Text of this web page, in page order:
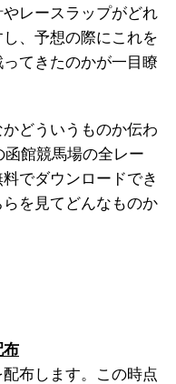
レースラップがどれ
、予想の際にこれを
てきたのかが一目瞭
どういうものか伝わ
函館競馬場の全レー
でダウンロードでき
を見てどんなものか
布
布します。この時点